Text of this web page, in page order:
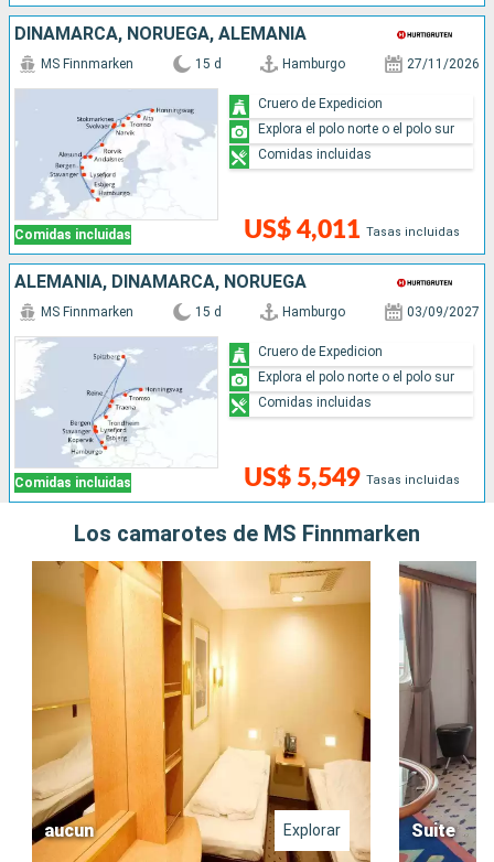
DINAMARCA, NORUEGA, ALEMANIA
Comidas incluidas
MS Finnmarken 15 d Hamburgo 27/11/2026
US$ 4,011 Tasas incluidas
Cruero de Expedicion
Explora el polo norte o el polo sur
Comidas incluidas
ALEMANIA, DINAMARCA, NORUEGA
Comidas incluidas
MS Finnmarken 15 d Hamburgo 03/09/2027
US$ 5,549 Tasas incluidas
Cruero de Expedicion
Explora el polo norte o el polo sur
Comidas incluidas
Los camarotes de MS Finnmarken
aucun Explorar Suite